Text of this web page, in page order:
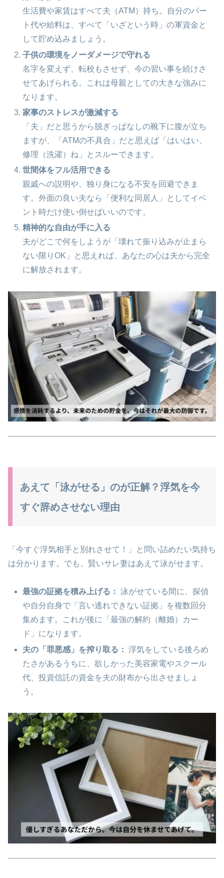
生活費や家賃はすべて夫（ATM）持ち。自分のパー
ト代や給料は、すべて「いざという時」の軍資金と
して貯め込みましょう。
子供の環境をノーダメージで守れる
名字を変えず、転校もさせず、今の習い事を続けさ
せてあげられる。これは母親としての大きな強みに
なります。
家事のストレスが激減する
「夫」だと思うから脱ぎっぱなしの靴下に腹が立ち
ますが、「ATMの不具合」だと思えば「はいはい、
修理（洗濯）ね」とスルーできます。
世間体をフル活用できる
親戚への説明や、独り身になる不安を回避できま
す。外面の良い夫なら「便利な同居人」としてイベ
ント時だけ使い倒せばいいのです。
精神的な自由が手に入る
夫がどこで何をしようが「壊れて振り込みが止まら
ない限りOK」と思えれば、あなたの心は夫から完全
に解放されます。
あえて「泳がせる」のが正解？浮気を今
すぐ辞めさせない理由
「今すぐ浮気相手と別れさせて！」と問い詰めたい気持ち
は分かります。でも、賢いサレ妻はあえて泳がせます。
最強の証拠を積み上げる： 泳がせている間に、探偵
や自分自身で「言い逃れできない証拠」を複数回分
集めます。これが後に「最強の解約（離婚）カー
ド」になります。
夫の「罪悪感」を搾り取る： 浮気をしている後ろめ
たさがあるうちに、欲しかった美容家電やスクール
代、投資信託の資金を夫の財布から出させましょ
う。